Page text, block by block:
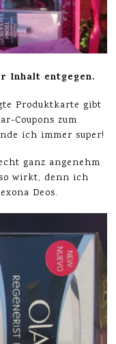
Inhalt entgegen.
Produktkarte gibt
Coupons zum
ich immer super!
ganz angenehm
wirkt, denn ich
Deos.